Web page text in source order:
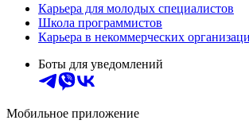
Карьера для молодых специалистов
Школа программистов
Карьера в некоммерческих
Боты для уведомлений
Мобильное приложение